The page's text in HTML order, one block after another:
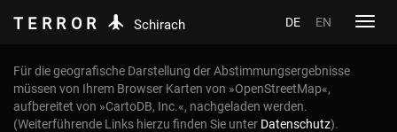
TERROR Schirach DE EN
Für die geografische Darstellung der Abstimmungsergebnisse
müssen von Ihrem Browser Karten von »OpenStreetMap«,
aufbereitet von »CartoDB, Inc.«, nachgeladen werden.
(Weiterführende Links hierzu finden Sie unter Datenschutz).